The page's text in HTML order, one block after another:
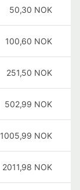
50,30 NOK
100,60 NOK
251,50 NOK
502,99 NOK
1005,99 NOK
2011,98 NOK